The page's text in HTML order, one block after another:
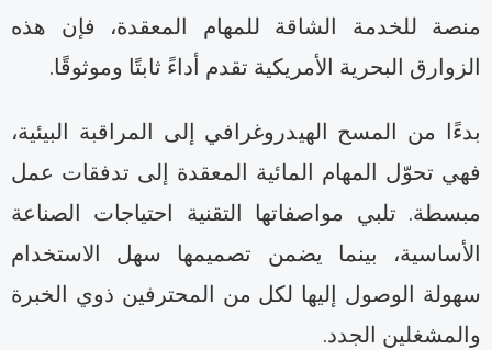
للخدمة الشاقة للمهام المعقدة، فإن هذه
البحرية الأمريكية تقدم أداءً ثابتًا وموثوقًا.
من المسح الهيدروغرافي إلى المراقبة البيئية،
تحوّل المهام المائية المعقدة إلى تدفقات عمل
تلبي مواصفاتها التقنية احتياجات الصناعة
بينما يضمن تصميمها سهل الاستخدام
الوصول إليها لكل من المحترفين ذوي الخبرة
الجدد.